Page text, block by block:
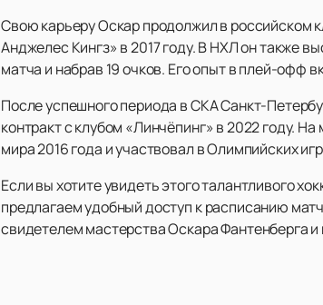
Свою карьеру Оскар продолжил в российском
Анджелес Кингз» в 2017 году. В НХЛ он также
матча и набрав 19 очков. Его опыт в плей-офф
После успешного периода в СКА Санкт-
контракт с клубом «Линчёпинг» в 2022 году.
мира 2016 года и участвовал в Олимпийских
Если вы хотите увидеть этого талантливого
предлагаем удобный доступ к расписанию
свидетелем мастерства Оскара Фантенберга